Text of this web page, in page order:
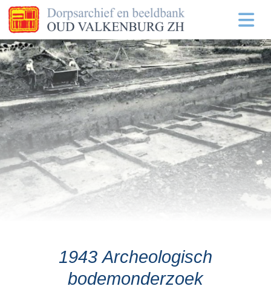
1943 Archeologisch
bodemonderzoek